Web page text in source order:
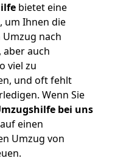
bietet eine
um Ihnen die
nach
aber auch
viel zu
und oft fehlt
Wenn Sie
bei uns
einen
Umzug von